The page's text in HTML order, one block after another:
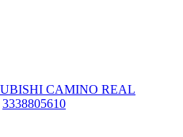
CAMINO REAL
3338805610